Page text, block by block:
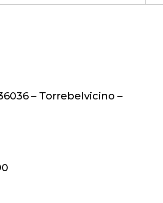
– Torrebelvicino –